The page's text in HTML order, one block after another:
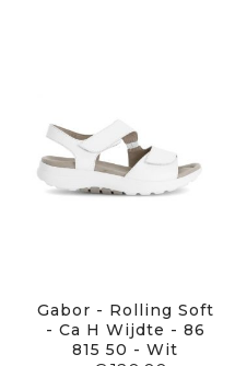
Gabor - Rolling Soft
- Ca H Wijdte - 86
815 50 - Wit